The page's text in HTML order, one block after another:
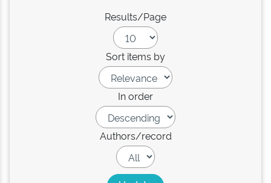
Results/Page
Sort items by
In order
Authors/record